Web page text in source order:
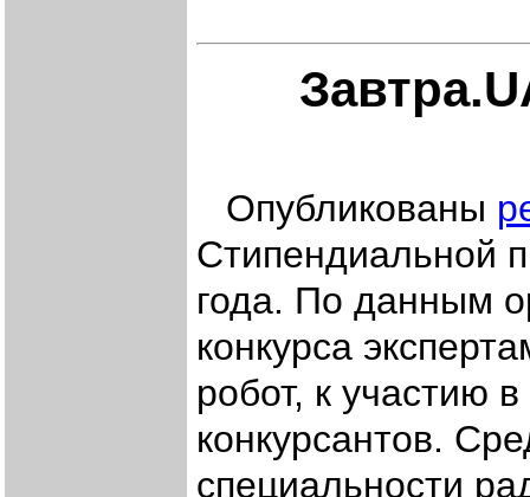
Опубликованы
Стипендиальной
года. По данным
конкурса
робот, к участию
конкурсантов.
специальности